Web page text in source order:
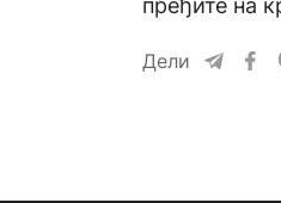
пређите на
Дели